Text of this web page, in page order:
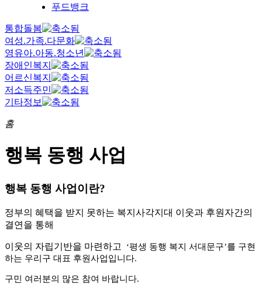
푸드뱅크
통합돌봄
여성.가족.다문화
영유아.아동.청소년
장애인복지
어르신복지
저소득주민
기타정보
홈
행복 동행 사업
행복 동행 사업이란?
정부의 혜택을 받지 못하는 복지사각지대 이웃과 후원자간의
결연을 통해
이웃의 자립기반을 마련하고 ‘평생 동행 복지 서대문구’를 구현
하는 우리구 대표 후원사업입니다.
구민 여러분의 많은 참여 바랍니다.